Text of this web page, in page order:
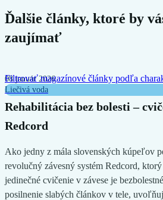
Ďalšie články, ktoré by
zaujímať
08 január 2026
Rehabilitácia bez bolesti –
Redcord
Ako jedny z mála slovenských kúpeľov
revolučný závesný systém Redcord,
jedinečné cvičenie v závese je
posilnenie slabých článkov v tele,
Filtrovať magazínové články podľa
Liečivá voda